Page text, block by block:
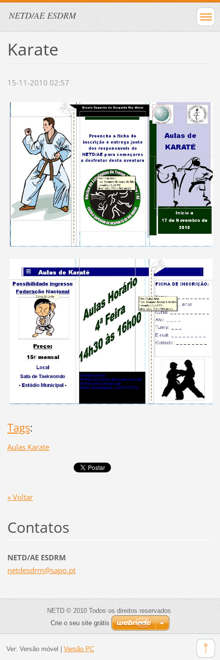
NETD/AE ESDRM
Karate
15-11-2010 02:57
Tags:
Aulas Karate
« Voltar
Contatos
NETD/AE ESDRM
netdesdrm@sapo.pt
NETD © 2010 Todos os direitos reservados.
Crie o seu site grátis
Ver: Versão móvel Versão PC